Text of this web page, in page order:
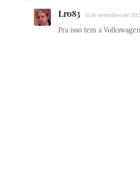
Lro83 11 de setembro de
Pra isso tem a Volkswagen